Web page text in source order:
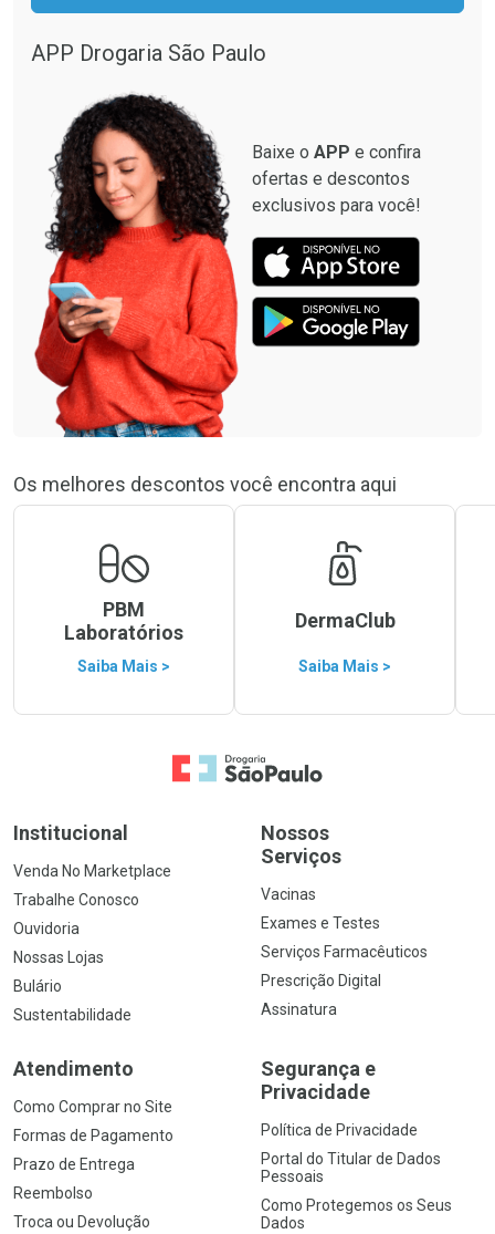
APP Drogaria São Paulo
Baixe o APP e confira
ofertas e descontos
exclusivos para você!
Os melhores descontos você encontra aqui
PBM
Laboratórios
Saiba Mais >
DermaClub
Saiba Mais >
Ir para a Home
Institucional
Venda No Marketplace
Trabalhe Conosco
Ouvidoria
Nossas Lojas
Bulário
Sustentabilidade
Nossos
Serviços
Vacinas
Exames e Testes
Serviços Farmacêuticos
Prescrição Digital
Assinatura
Atendimento
Como Comprar no Site
Formas de Pagamento
Prazo de Entrega
Reembolso
Troca ou Devolução
Segurança e
Privacidade
Política de Privacidade
Portal do Titular de Dados
Pessoais
Como Protegemos os Seus
Dados